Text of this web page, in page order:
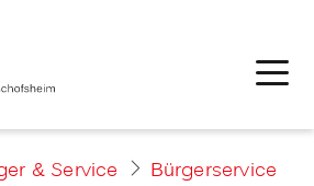
& Service
Bürgerservice